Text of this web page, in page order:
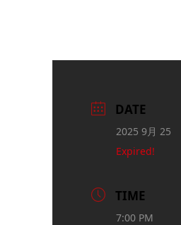
DATE
2025 9月 25
Expired!
TIME
7:00 PM